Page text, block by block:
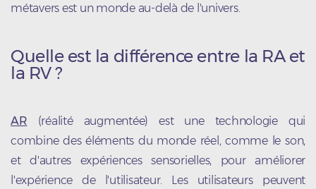
métavers est un monde au-delà de l'univers.
Quelle est la différence entre la RA et
la RV ?
AR (réalité augmentée) est une technologie qui
combine des éléments du monde réel, comme le son,
et d'autres expériences sensorielles, pour améliorer
l'expérience de l'utilisateur. Les utilisateurs peuvent